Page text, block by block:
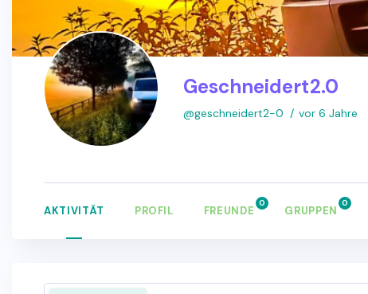
Geschneidert2.0
@geschneidert2-0 vor 6 Jahre
AKTIVITÄT PROFIL FREUNDE
0
GRUPPEN
0